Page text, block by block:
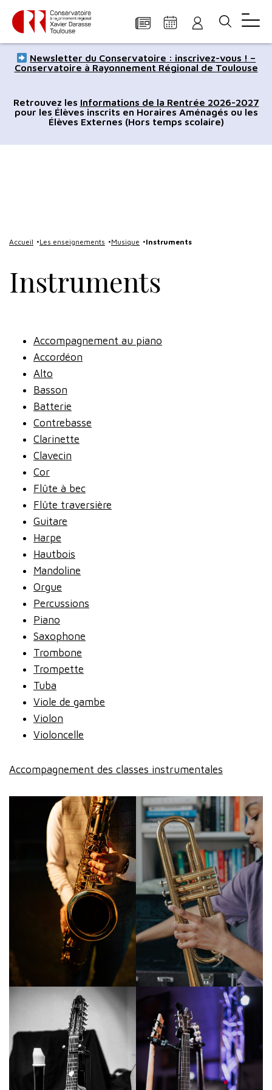
Panneau de gestion des cookies
Aller
au
principal
à
navigation
à
recherche
au
de
page
au
du
site
Newsletter du Conservatoire : inscrivez-vous ! –
Conservatoire à Rayonnement Régional de Toulouse
Retrouvez les Informations de la Rentrée 2026-2027
pour les Élèves inscrits en Horaires Aménagés ou les
Élèves Externes (Hors temps scolaire)
Accueil Les enseignements Musique Instruments
Instruments
Accompagnement au piano
Accordéon
Alto
Basson
Batterie
Contrebasse
Clarinette
Clavecin
Cor
Flûte à bec
Flûte traversière
Guitare
Harpe
Hautbois
Mandoline
Orgue
Percussions
Piano
Saxophone
Trombone
Trompette
Tuba
Viole de gambe
Violon
Violoncelle
Accompagnement des classes instrumentales